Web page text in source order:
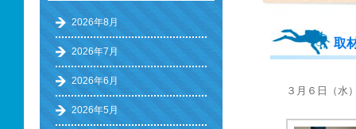
取
３月６日（水
2026年8月
2026年7月
2026年6月
2026年5月